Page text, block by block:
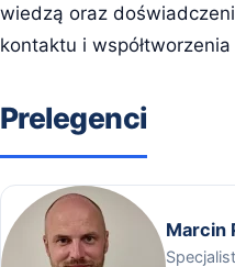
wiedzą oraz
kontaktu i
Prelegenci
Marcin